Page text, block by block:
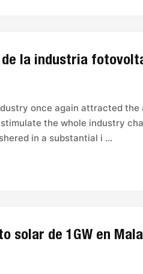
de la industria
once again attracted
the whole industry
in a substantial i ...